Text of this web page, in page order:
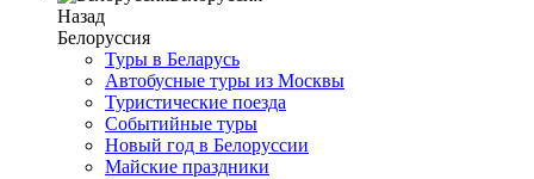
Назад
Белоруссия
Туры в Беларусь
Автобусные туры из Москвы
Туристические поезда
Событийные туры
Новый год в Белоруссии
Майские праздники